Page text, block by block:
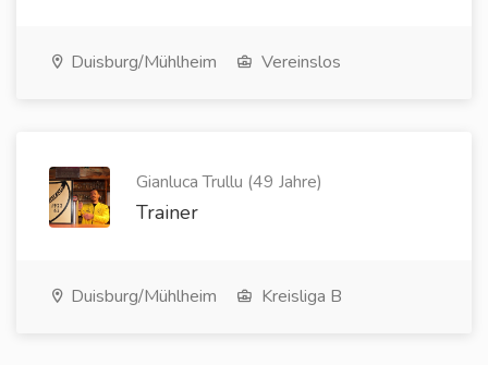
Duisburg/Mühlheim Vereinslos
Gianluca Trullu (49 Jahre)
Trainer
Duisburg/Mühlheim Kreisliga B